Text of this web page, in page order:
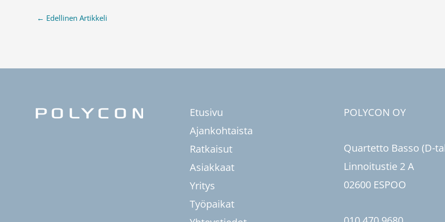
← Edellinen Artikkeli
Etusivu
Ajankohtaista
Ratkaisut
Asiakkaat
Yritys
Työpaikat
POLYCON OY
Quartetto Basso (D-
Linnoitustie 2 A
02600 ESPOO